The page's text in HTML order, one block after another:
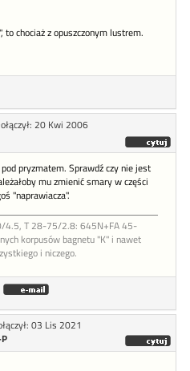
to chociaż z opuszczonym lustrem.
20 Kwi 2006
pryzmatem. Sprawdź czy nie jest
mu zmienić smary w części
"naprawiacza".
4.5, T 28-75/2.8: 645N+FA 45-
korpusów bagnetu "K" i nawet
i niczego.
03 Lis 2021